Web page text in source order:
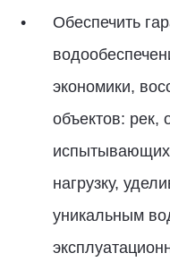
Обеспечить
экономики,
объектов: рек,
испытывающих
нагрузку,
уникальным